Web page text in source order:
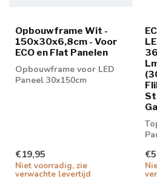
Opbouwframe Wit -
150x30x6,8cm - Voor
ECO en Flat Panelen
Opbouwframe voor LED
Paneel 30x150cm
€19,95
Niet voorradig, zie
verwachte levertijd